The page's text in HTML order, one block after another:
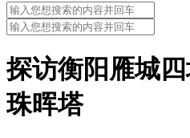
Search
for:
Search
for:
探访衡阳雁城四
珠晖塔